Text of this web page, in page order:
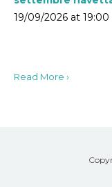
19/09/2026 at 19:00
Read More ›